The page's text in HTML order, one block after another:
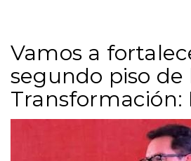
Vamos a
segundo piso de
Transformación: